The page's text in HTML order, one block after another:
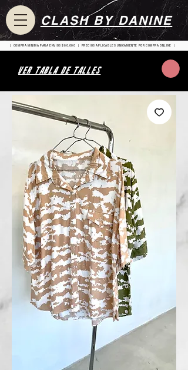
| COMPRA MINIMA PARA ENVIOS $80.000 | PRECIOS APLICABLES UNICAMENTE POR COMPRA ONLINE |
CLASH BY DANINE
VER TABLA DE TALLES